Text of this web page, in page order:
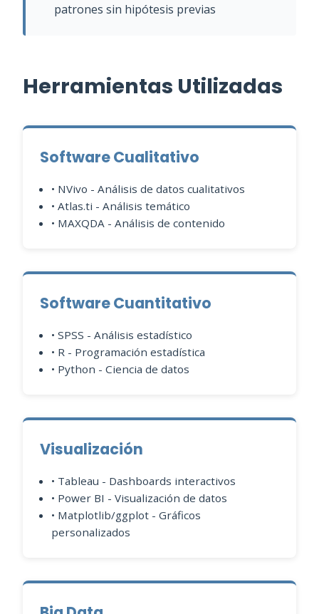
patrones sin hipótesis previas
Herramientas Utilizadas
Software Cualitativo
• NVivo - Análisis de datos cualitativos
• Atlas.ti - Análisis temático
• MAXQDA - Análisis de contenido
Software Cuantitativo
• SPSS - Análisis estadístico
• R - Programación estadística
• Python - Ciencia de datos
Visualización
• Tableau - Dashboards interactivos
• Power BI - Visualización de datos
• Matplotlib/ggplot - Gráficos
personalizados